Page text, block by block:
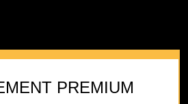
PREMIUM